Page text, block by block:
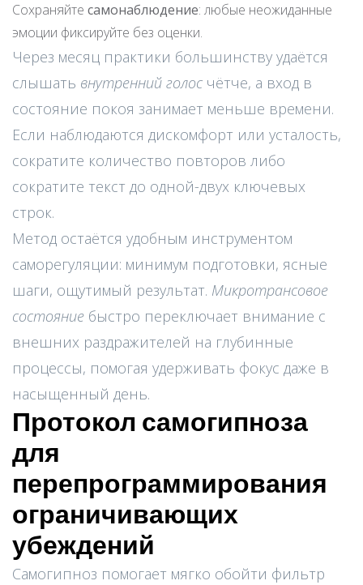
Сохраняйте самонаблюдение: любые неожиданные
эмоции фиксируйте без оценки.
Через месяц практики большинству удаётся
слышать внутренний голос чётче, а вход в
состояние покоя занимает меньше времени.
Если наблюдаются дискомфорт или усталость,
сократите количество повторов либо
сократите текст до одной-двух ключевых
строк.
Метод остаётся удобным инструментом
саморегуляции: минимум подготовки, ясные
шаги, ощутимый результат. Микротрансовое
состояние быстро переключает внимание с
внешних раздражителей на глубинные
процессы, помогая удерживать фокус даже в
насыщенный день.
Протокол самогипноза
для
перепрограммирования
ограничивающих
убеждений
Самогипноз помогает мягко обойти фильтр